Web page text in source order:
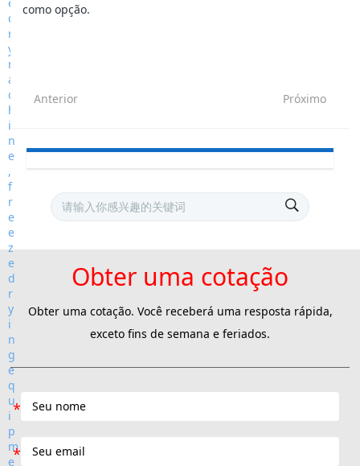
como opção.
Anterior Próximo
Obter uma cotação
Obter uma cotação. Você receberá uma resposta rápida,
exceto fins de semana e feriados.